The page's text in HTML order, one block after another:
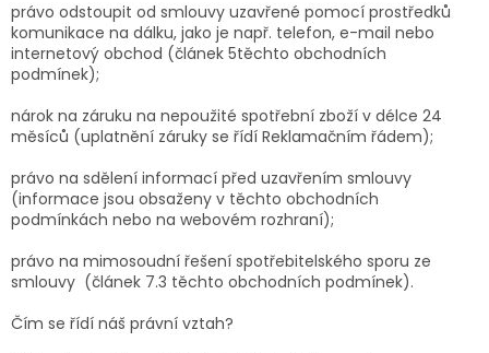
právo odstoupit od smlouvy uzavřené pomocí prostředků
komunikace na dálku, jako je např. telefon, e-mail nebo
internetový obchod (článek 5těchto obchodních
podmínek);
nárok na záruku na nepoužité spotřební zboží v délce 24
měsíců (uplatnění záruky se řídí Reklamačním řádem);
právo na sdělení informací před uzavřením smlouvy
(informace jsou obsaženy v těchto obchodních
podmínkách nebo na webovém rozhraní);
právo na mimosoudní řešení spotřebitelského sporu ze
smlouvy (článek 7.3 těchto obchodních podmínek).
Čím se řídí náš právní vztah?